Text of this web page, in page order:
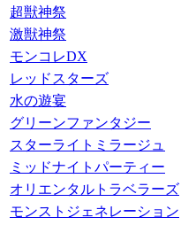
超獣神祭
激獣神祭
モンコレDX
レッドスターズ
水の遊宴
グリーンファンタジー
スターライトミラージュ
ミッドナイトパーティー
オリエンタルトラベラーズ
モンストジェネレーション